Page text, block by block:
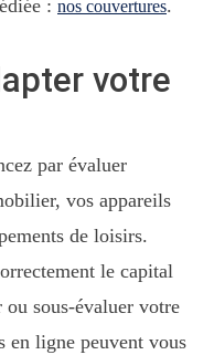
: nos couvertures.
votre
par évaluer
vos appareils
de loisirs.
le capital
ou sous-évaluer votre
en ligne peuvent vous